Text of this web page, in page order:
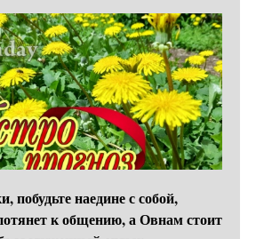
побудьте наедине с собой,
к общению, а Овнам стоит